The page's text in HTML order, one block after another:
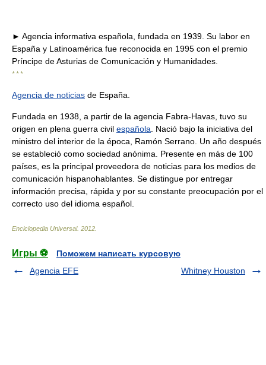
► Agencia informativa española, fundada en 1939. Su labor en
España y Latinoamérica fue reconocida en 1995 con el premio
Príncipe de Asturias de Comunicación y Humanidades.
* * *
Agencia de noticias de España.
Fundada en 1938, a partir de la agencia Fabra-Havas, tuvo su
origen en plena guerra civil española . Nació bajo la iniciativa del
ministro del interior de la época, Ramón Serrano. Un año después
se estableció como sociedad anónima. Presente en más de 100
países, es la principal proveedora de noticias para los medios de
comunicación hispanohablantes. Se distingue por entregar
información precisa, rápida y por su constante preocupación por el
correcto uso del idioma español.
Enciclopedia Universal. 2012
Игры ⚽
Поможем написать курсовую
Agencia EFE
Whitney Houston